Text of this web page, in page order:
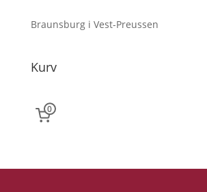
Braunsburg i Vest-Preussen
Kurv
0